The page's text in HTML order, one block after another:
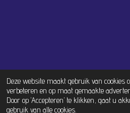
Deze website maakt gebruik van cookies
verbeteren en op maat gemaakte
Door op ‘Accepteren’ te klikken, gaat u
gebruik van alle cookies.